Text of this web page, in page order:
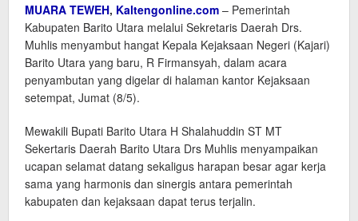
MUARA TEWEH, Kaltengonline.com – Pemerintah
Kabupaten Barito Utara melalui Sekretaris Daerah Drs.
Muhlis menyambut hangat Kepala Kejaksaan Negeri (Kajari)
Barito Utara yang baru, R Firmansyah, dalam acara
penyambutan yang digelar di halaman kantor Kejaksaan
setempat, Jumat (8/5).
Mewakili Bupati Barito Utara H Shalahuddin ST MT
Sekertaris Daerah Barito Utara Drs Muhlis menyampaikan
ucapan selamat datang sekaligus harapan besar agar kerja
sama yang harmonis dan sinergis antara pemerintah
kabupaten dan kejaksaan dapat terus terjalin.